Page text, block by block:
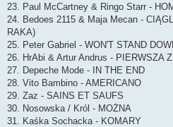
23. Paul McCartney & Ringo Starr -
24. Bedoes 2115 & Maja Mecan -
RAKA)
25. Peter Gabriel - WON'T STAND
26. HrAbi & Artur Andrus - PIERWSZA
27. Depeche Mode - IN THE END
28. Vito Bambino - AMERICANO
29. Zaz - SAINS ET SAUFS
30. Nosowska / Król - MOŻNA
31. Kaśka Sochacka - KOMARY